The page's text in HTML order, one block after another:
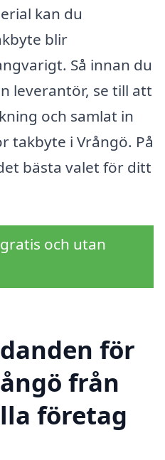
kan du
blir
Så innan du
leverantör, se till att
och samlat in
takbyte i Vrångö. På
bästa valet för ditt
och utan
för
från
företag